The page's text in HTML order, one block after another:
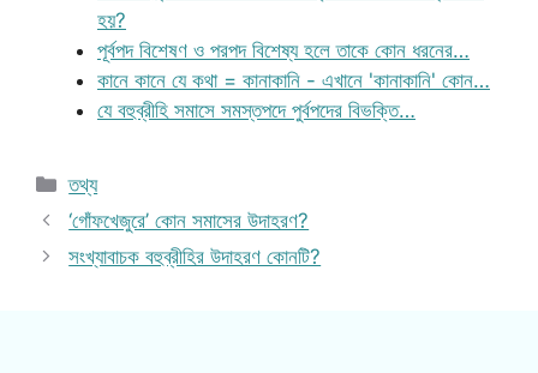
হয়?
পূর্বপদ বিশেষণ ও পরপদ বিশেষ্য হলে তাকে কোন ধরনের…
কানে কানে যে কথা = কানাকানি - এখানে 'কানাকানি' কোন…
যে বহুব্রীহি সমাসে সমস্তপদে পুর্বপদের বিভক্তি…
Categories
তথ্য
‘গোঁফখেজুরে’ কোন সমাসের উদাহরণ?
সংখ্যাবাচক বহুব্রীহির উদাহরণ কোনটি?